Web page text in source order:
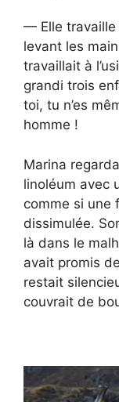
— Elle travaille
levant les
travaillait à
grandi trois
toi, tu n’es
homme !
Marina
linoléum avec
comme si une
dissimulée.
là dans le
avait promis
restait
couvrait de